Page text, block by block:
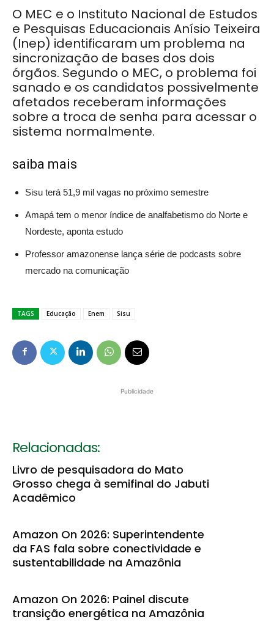
O MEC e o Instituto Nacional de Estudos
e Pesquisas Educacionais Anísio Teixeira
(Inep) identificaram um problema na
sincronização de bases dos dois
órgãos. Segundo o MEC, o problema foi
sanado e os candidatos possivelmente
afetados receberam informações
sobre a troca de senha para acessar o
sistema normalmente.
saiba mais
Sisu terá 51,9 mil vagas no próximo semestre
Amapá tem o menor índice de analfabetismo do Norte e
Nordeste, aponta estudo
Professor amazonense lança série de podcasts sobre
mercado na comunicação
TAGS Educação Enem Sisu
Publicidade
Relacionadas:
Livro de pesquisadora do Mato
Grosso chega à semifinal do Jabuti
Acadêmico
Amazon On 2026: Superintendente
da FAS fala sobre conectividade e
sustentabilidade na Amazônia
Amazon On 2026: Painel discute
transição energética na Amazônia